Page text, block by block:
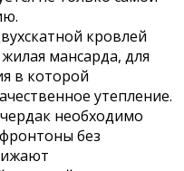
кровлей
мансарда, для
в которой
утепление.
необходимо
без